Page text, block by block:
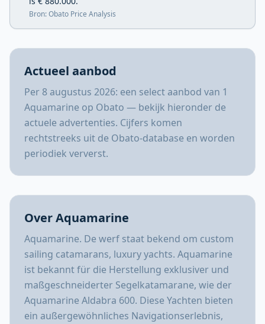
Bron: Obato Price Analysis
Actueel aanbod
Per 8 augustus 2026: een select aanbod van 1
Aquamarine op Obato — bekijk hieronder de
actuele advertenties. Cijfers komen
rechtstreeks uit de Obato-database en worden
periodiek ververst.
Over Aquamarine
Aquamarine. De werf staat bekend om custom
sailing catamarans, luxury yachts. Aquamarine
ist bekannt für die Herstellung exklusiver und
maßgeschneiderter Segelkatamarane, wie der
Aquamarine Aldabra 600. Diese Yachten bieten
ein außergewöhnliches Navigationserlebnis,